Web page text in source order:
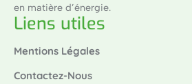
en matière d’énergie.
Liens utiles
Mentions Légales
Contactez-Nous